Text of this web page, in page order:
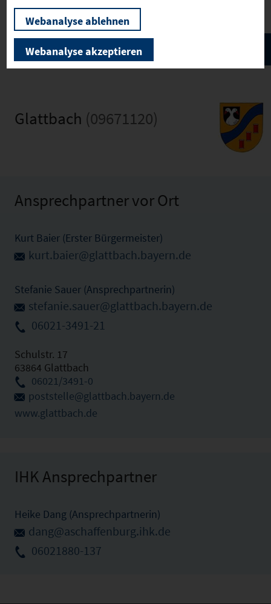
Glattbach (09671120)
Ansprechpartner vor Ort
Kurt Baier (Erster Bürgermeister)
kurt.baier@glattbach.bayern.de
Stefanie Sauer (Ansprechpartnerin)
stefanie.sauer@glattbach.bayern.de
06021-3491-21
Schulstr. 17
63864 Glattbach
06021/3491-0
poststelle@glattbach.bayern.de
www.glattbach.de
IHK Ansprechpartner
Heike Dang (Ansprechpartnerin)
dang@aschaffenburg.ihk.de
06021880-137
Webanalyse ablehnen
Webanalyse akzeptieren